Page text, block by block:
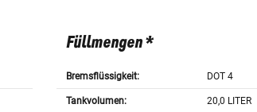
Füllmengen *
Bremsflüssigkeit: DOT 4
Tankvolumen: 20,0 LITER